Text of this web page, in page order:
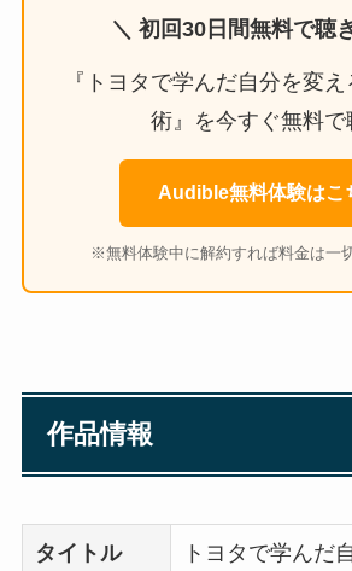
＼ 初回30日間無料で聴
『トヨタで学んだ自分を変
術』を今すぐ無料で
Audible無料体験はこ
※無料体験中に解約すれば料金は一
作品情報
タイトル
トヨタで学んだ